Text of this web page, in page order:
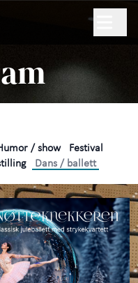
+
/ show
Festival
Dans / ballett